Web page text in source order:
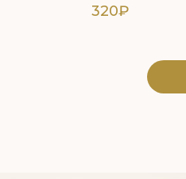
320₽